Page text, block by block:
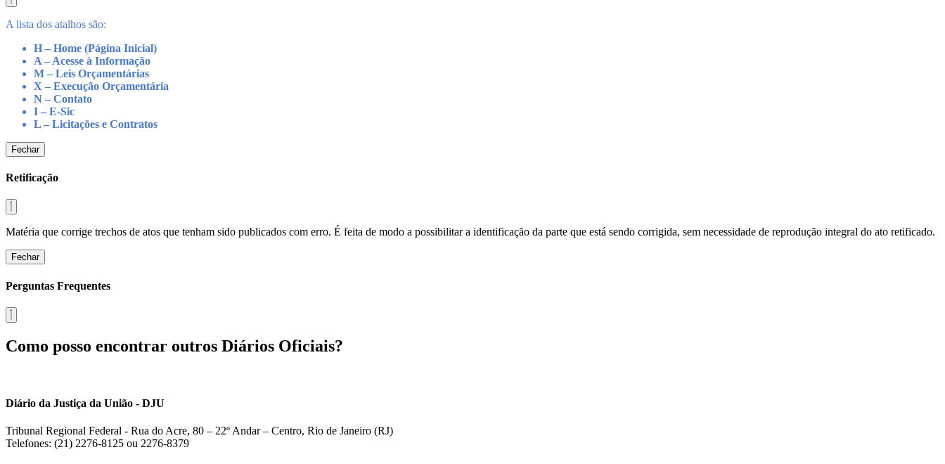
A lista dos atalhos são:
H – Home (Página Inicial)
A – Acesse à Informação
M – Leis Orçamentárias
X – Execução Orçamentária
N – Contato
I – E-Sic
L – Licitações e Contratos
Fechar
Retificação
Matéria que corrige trechos de atos que tenham sido publicados com erro. É feita de modo a possibilitar a identificação da parte que está sendo corrigida, sem necessidade de reprodução integral do ato retificado.
Fechar
Perguntas Frequentes
Como posso encontrar outros Diários Oficiais?
Diário da Justiça da União - DJU
Tribunal Regional Federal - Rua do Acre, 80 – 22º Andar – Centro, Rio de Janeiro (RJ)
Telefones: (21) 2276-8125 ou 2276-8379